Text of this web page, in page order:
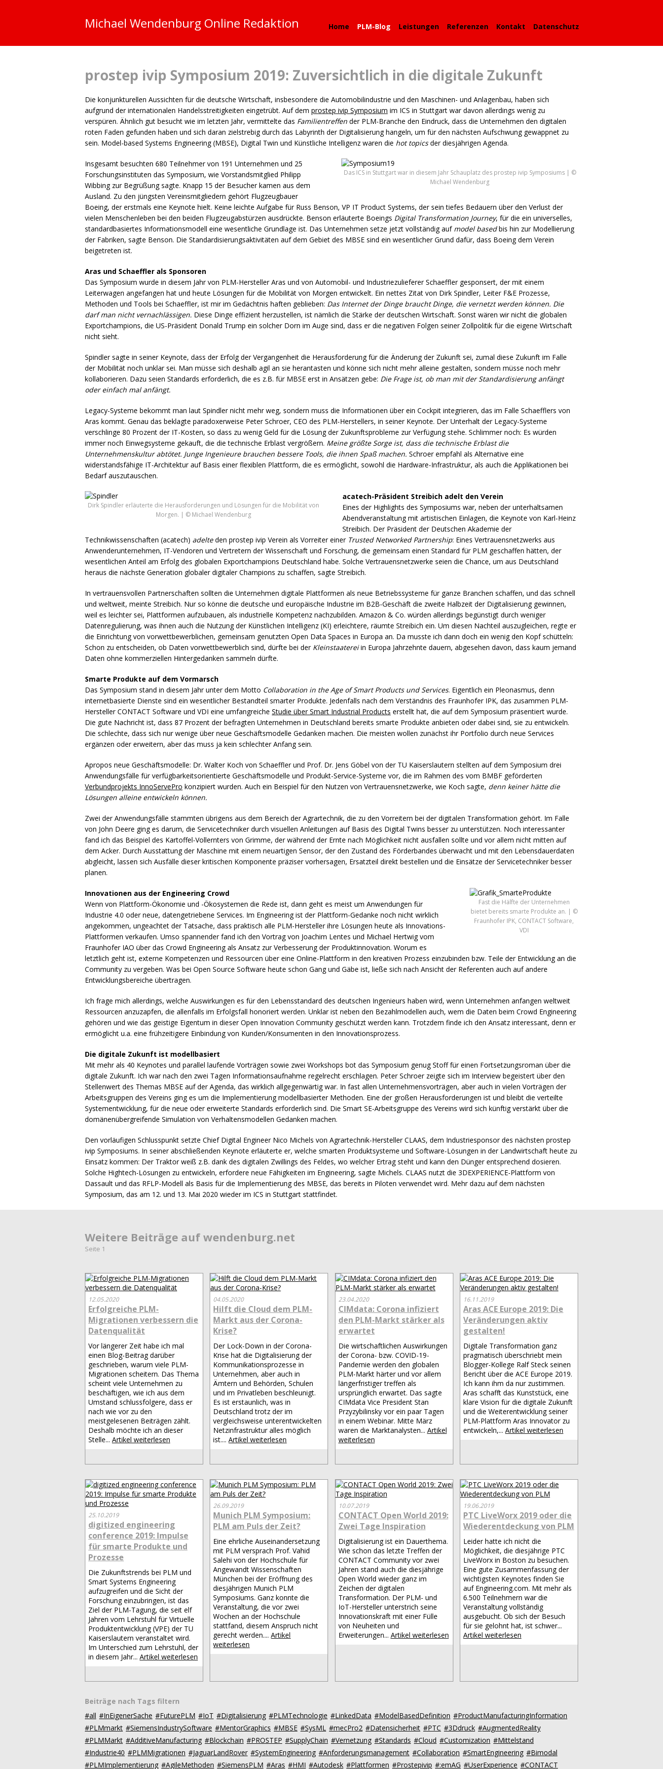
Michael Wendenburg Online Redaktion Home PLM-Blog Leistungen Referenzen Kontakt Datenschutz
prostep ivip Symposium 2019: Zuversichtlich in die digitale Zukunft
Die konjunkturellen Aussichten für die deutsche Wirtschaft, insbesondere die Automobilindustrie und den Maschinen- und Anlagenbau, haben sich
aufgrund der internationalen Handelsstreitigkeiten eingetrübt. Auf dem prostep ivip Symposium im ICS in Stuttgart war davon allerdings wenig zu
verspüren. Ähnlich gut besucht wie im letzten Jahr, vermittelte das Familientreffen der PLM-Branche den Eindruck, dass die Unternehmen den digitalen
roten Faden gefunden haben und sich daran zielstrebig durch das Labyrinth der Digitalisierung hangeln, um für den nächsten Aufschwung gewappnet zu
sein. Model-based Systems Engineering (MBSE), Digital Twin und Künstliche Intelligenz waren die hot topicsder diesjährigen Agenda.
Das ICS in Stuttgart war in diesem Jahr Schauplatz des prostep ivip Symposiums | ©
Michael Wendenburg
Insgesamt besuchten 680 Teilnehmer von 191 Unternehmen und 25
Forschungsinstituten das Symposium, wie Vorstandsmitglied Philipp
Wibbing zur Begrüßung sagte. Knapp 15 der Besucher kamen aus dem
Ausland. Zu den jüngsten Vereinsmitgliedern gehört Flugzeugbauer
Boeing, der erstmals eine Keynote hielt. Keine leichte Aufgabe für Russ Benson, VP IT Product Systems, der sein tiefes Bedauern über den Verlust der
vielen Menschenleben bei den beiden Flugzeugabstürzen ausdrückte. Benson erläuterte Boeings Digital Transformation Journey, für die ein universelles,
standardbasiertes Informationsmodell eine wesentliche Grundlage ist. Das Unternehmen setze jetzt vollständig auf model basedbis hin zur Modellierung
der Fabriken, sagte Benson. Die Standardisierungsaktivitäten auf dem Gebiet des MBSE sind ein wesentlicher Grund dafür, dass Boeing dem Verein
beigetreten ist.
Aras und Schaeffler als Sponsoren
Das Symposium wurde in diesem Jahr von PLM-Hersteller Aras und von Automobil- und Industriezulieferer Schaeffler gesponsert, der mit einem
Leiterwagen angefangen hat und heute Lösungen für die Mobilität von Morgen entwickelt. Ein nettes Zitat von Dirk Spindler, Leiter F&E Prozesse,
Methoden und Tools bei Schaeffler, ist mir im Gedächtnis haften geblieben: Das Internet der Dinge braucht Dinge, die vernetzt werden können. Die
darf man nicht vernachlässigen. Diese Dinge effizient herzustellen, ist nämlich die Stärke der deutschen Wirtschaft. Sonst wären wir nicht die globalen
Exportchampions, die US-Präsident Donald Trump ein solcher Dorn im Auge sind, dass er die negativen Folgen seiner Zollpolitik für die eigene Wirtschaft
nicht sieht.
Spindler sagte in seiner Keynote, dass der Erfolg der Vergangenheit die Herausforderung für die Änderung der Zukunft sei, zumal diese Zukunft im Falle
der Mobilität noch unklar sei. Man müsse sich deshalb agil an sie herantasten und könne sich nicht mehr alleine gestalten, sondern müsse noch mehr
kollaborieren. Dazu seien Standards erforderlich, die es z.B. für MBSE erst in Ansätzen gebe: Die Frage ist, ob man mit der Standardisierung anfängt
oder einfach mal anfängt.
Legacy-Systeme bekommt man laut Spindler nicht mehr weg, sondern muss die Informationen über ein Cockpit integrieren, das im Falle Schaefflers von
Aras kommt. Genau das beklagte paradoxerweise Peter Schroer, CEO des PLM-Herstellers, in seiner Keynote. Der Unterhalt der Legacy-Systeme
verschlinge 80 Prozent der IT-Kosten, so dass zu wenig Geld für die Lösung der Zukunftsprobleme zur Verfügung stehe. Schlimmer noch: Es würden
immer noch Einwegsysteme gekauft, die die technische Erblast vergrößern. Meine größte Sorge ist, dass die technische Erblast die
Unternehmenskultur abtötet. Junge Ingenieure brauchen bessere Tools, die ihnen Spaß machen. Schroer empfahl als Alternative eine
widerstandsfähige IT-Architektur auf Basis einer flexiblen Plattform, die es ermöglicht, sowohl die Hardware-Infrastruktur, als auch die Applikationen bei
Bedarf auszutauschen.
Dirk Spindler erläuterte die Herausforderungen und Lösungen für die Mobilität von
Morgen. | © Michael Wendenburg
acatech-Präsident Streibich adelt den Verein
Eines der Highlights des Symposiums war, neben der unterhaltsamen
Abendveranstaltung mit artistischen Einlagen, die Keynote von Karl-Heinz
Streibich. Der Präsident der Deutschen Akademie der
Technikwissenschaften (acatech) adelteden prostep ivip Verein als Vorreiter einer Trusted Networked Partnership: Eines Vertrauensnetzwerks aus
Anwenderunternehmen, IT-Vendoren und Vertretern der Wissenschaft und Forschung, die gemeinsam einen Standard für PLM geschaffen hätten, der
wesentlichen Anteil am Erfolg des globalen Exportchampions Deutschland habe. Solche Vertrauensnetzwerke seien die Chance, um aus Deutschland
heraus die nächste Generation globaler digitaler Champions zu schaffen, sagte Streibich.
In vertrauensvollen Partnerschaften sollten die Unternehmen digitale Plattformen als neue Betriebssysteme für ganze Branchen schaffen, und das schnell
und weltweit, meinte Streibich. Nur so könne die deutsche und europäische Industrie im B2B-Geschäft die zweite Halbzeit der Digitalisierung gewinnen,
weil es leichter sei, Plattformen aufzubauen, als industrielle Kompetenz nachzubilden. Amazon & Co. würden allerdings begünstigt durch weniger
Datenregulierung, was ihnen auch die Nutzung der Künstlichen Intelligenz (KI) erleichtere, räumte Streibich ein. Um diesen Nachteil auszugleichen, regte er
die Einrichtung von vorwettbewerblichen, gemeinsam genutzten Open Data Spaces in Europa an. Da musste ich dann doch ein wenig den Kopf schütteln:
Schon zu entscheiden, ob Daten vorwettbewerblich sind, dürfte bei der Kleinstaatereiin Europa Jahrzehnte dauern, abgesehen davon, dass kaum jemand
Daten ohne kommerziellen Hintergedanken sammeln dürfte.
Smarte Produkte auf dem Vormarsch
Das Symposium stand in diesem Jahr unter dem Motto Collaboration in the Age of Smart Products und Services. Eigentlich ein Pleonasmus, denn
internetbasierte Dienste sind ein wesentlicher Bestandteil smarter Produkte. Jedenfalls nach dem Verständnis des Fraunhofer IPK, das zusammen PLM-
HerstellerCONTACT Software und VDI eine umfangreiche Studie über Smart Industrial Products erstellt hat, die auf dem Symposium präsentiert wurde.
Die gute Nachricht ist, dass 87 Prozent der befragten Unternehmen in Deutschland bereits smarte Produkte anbieten oder dabei sind, sie zu entwickeln.
Die schlechte, dass sich nur wenige über neue Geschäftsmodelle Gedanken machen. Die meisten wollen zunächst ihr Portfolio durch neue Services
ergänzen oder erweitern, aber das muss ja kein schlechter Anfang sein.
Apropos neue Geschäftsmodelle: Dr. Walter Koch von Schaeffler und Prof. Dr. Jens Göbel von der TU Kaiserslautern stellten auf dem Symposium drei
Anwendungsfälle für verfügbarkeitsorientierte Geschäftsmodelle und Produkt-Service-Systeme vor, die im Rahmen des vom BMBF geförderten
Verbundprojekts InnoServePro konzipiert wurden. Auch ein Beispiel für den Nutzen von Vertrauensnetzwerke, wie Koch sagte, denn keiner hätte die
Lösungen alleine entwickeln können.
Zwei der Anwendungsfälle stammten übrigens aus dem Bereich der Agrartechnik, die zu den Vorreitern bei der digitalen Transformation gehört. Im Falle
von John Deere ging es darum, die Servicetechniker durch visuellen Anleitungen auf Basis des Digital Twins besser zu unterstützen. Noch interessanter
fand ich das Beispiel des Kartoffel-Vollernters von Grimme, der während der Ernte nach Möglichkeit nicht ausfallen sollte und vor allem nicht mitten auf
dem Acker. Durch Ausstattung der Maschine mit einem neuartigen Sensor, der den Zustand des Förderbandes überwacht und mit den Lebensdauerdaten
abgleicht, lassen sich Ausfälle dieser kritischen Komponente präziser vorhersagen, Ersatzteil direkt bestellen und die Einsätze der Servicetechniker besser
planen.
Fast die Hälfte der Unternehmen
bietet bereits smarte Produkte an. | ©
Fraunhofer IPK, CONTACT Software,
VDI
Innovationen aus der Engineering Crowd
Wenn von Plattform-Ökonomie und -Ökosystemen die Rede ist, dann geht es meist um Anwendungen für
Industrie 4.0 oder neue, datengetriebene Services. Im Engineering ist der Plattform-Gedanke noch nicht wirklich
angekommen, ungeachtet der Tatsache, dass praktisch alle PLM-Hersteller ihre Lösungen heute als Innovations-
Plattformen verkaufen. Umso spannender fand ich den Vortrag von Joachim Lentes und Michael Hertwig vom
Fraunhofer IAO über das Crowd Engineering als Ansatz zur Verbesserung der Produktinnovation. Worum es
letztlich geht ist, externe Kompetenzen und Ressourcen über eine Online-Plattform in den kreativen Prozess einzubinden bzw. Teile der Entwicklung an die
Community zu vergeben. Was bei Open Source Software heute schon Gang und Gäbe ist, ließe sich nach Ansicht der Referenten auch auf andere
Entwicklungsbereiche übertragen.
Ich frage mich allerdings, welche Auswirkungen es für den Lebensstandard des deutschen Ingenieurs haben wird, wenn Unternehmen anfangen weltweit
Ressourcen anzuzapfen, die allenfalls im Erfolgsfall honoriert werden. Unklar ist neben den Bezahlmodellen auch, wem die Daten beim Crowd Engineering
gehören und wie das geistige Eigentum in dieser Open Innovation Community geschützt werden kann. Trotzdem finde ich den Ansatz interessant, denn er
ermöglicht u.a. eine frühzeitigere Einbindung von Kunden/Konsumenten in den Innovationsprozess.
Die digitale Zukunft ist modellbasiert
Mit mehr als 40 Keynotes und parallel laufende Vorträgen sowie zwei Workshops bot das Symposium genug Stoff für einen Fortsetzungsroman über die
digitale Zukunft. Ich war nach den zwei Tagen Informationsaufnahme regelrecht erschlagen. Peter Schroer zeigte sich im Interview begeistert über den
Stellenwert des Themas MBSE auf der Agenda, das wirklich allgegenwärtig war. In fast allen Unternehmensvorträgen, aber auch in vielen Vorträgen der
Arbeitsgruppen des Vereins ging es um die Implementierung modellbasierter Methoden. Eine der großen Herausforderungen ist und bleibt die verteilte
Systementwicklung, für die neue oder erweiterte Standards erforderlich sind. Die Smart SE-Arbeitsgruppe des Vereins wird sich künftig verstärkt über die
domänenübergreifende Simulation von Verhaltensmodellen Gedanken machen.
Den vorläufigen Schlusspunkt setzte Chief Digital Engineer Nico Michels von Agrartechnik-HerstellerCLAAS, dem Industriesponsor des nächsten prostep
ivip Symposiums. In seiner abschließenden Keynote erläuterte er, welche smarten Produktsysteme und Software-Lösungen in der Landwirtschaft heute zu
Einsatz kommen: Der Traktor weiß z.B. dank des digitalen Zwillings des Feldes, wo welcher Ertrag steht und kann den Dünger entsprechend dosieren.
Solche Hightech-Lösungen zu entwickeln, erfordere neue Fähigkeiten im Engineering, sagte Michels. CLAAS nutzt die 3DEXPERIENCE-Plattform von
Dassault und das RFLP-Modell als Basis für die Implementierung des MBSE, das bereits in Piloten verwendet wird. Mehr dazu auf dem nächsten
Symposium, das am 12. und 13. Mai 2020 wieder im ICS in Stuttgart stattfindet.
Weitere Beiträge auf wendenburg.net
Seite 1
12.05.2020
Erfolgreiche PLM-
Migrationen verbessern die
Datenqualität
Vor längerer Zeit habe ich mal
einen Blog-Beitrag darüber
geschrieben, warum viele PLM-
Migrationen scheitern. Das Thema
scheint viele Unternehmen zu
beschäftigen, wie ich aus dem
Umstand schlussfolgere, dass er
nach wie vor zu den
meistgelesenen Beiträgen zählt.
Deshalb möchte ich an dieser
Stelle... Artikel weiterlesen
04.05.2020
Hilft die Cloud dem PLM-
Markt aus der Corona-
Krise?
Der Lock-Down in der Corona-
Krise hat die Digitalisierung der
Kommunikationsprozesse in
Unternehmen, aber auch in
Ämtern und Behörden, Schulen
und im Privatleben beschleunigt.
Es ist erstaunlich, was in
Deutschland trotz der im
vergleichsweise unterentwickelten
Netzinfrastruktur alles möglich
ist....Artikel weiterlesen
23.04.2020
CIMdata: Corona infiziert
den PLM-Markt stärker als
erwartet
Die wirtschaftlichen Auswirkungen
der Corona- bzw. COVID-19-
Pandemie werden den globalen
PLM-Markt härter und vor allem
längerfristiger treffen als
ursprünglich erwartet. Das sagte
CIMdata Vice President Stan
Przyzybilinsky vor ein paar Tagen
in einem Webinar. Mitte März
waren die Marktanalysten... Artikel
weiterlesen
16.11.2019
Aras ACE Europe 2019: Die
Veränderungen aktiv
gestalten!
Digitale Transformation ganz
pragmatisch überschriebt mein
Blogger-Kollege Ralf Steck seinen
Bericht über die ACE Europe 2019.
Ich kann ihm da nur zustimmen.
Aras schafft das Kunststück, eine
klare Vision für die digitale Zukunft
und die Weiterentwicklung seiner
PLM-Plattform Aras Innovator zu
entwickeln,... Artikel weiterlesen
25.10.2019
digitized engineering
conference 2019: Impulse
für smarte Produkte und
Prozesse
Die Zukunftstrends bei PLM und
Smart Systems Engineering
aufzugreifen und die Sicht der
Forschung einzubringen, ist das
Ziel der PLM-Tagung, die seit elf
Jahren vom Lehrstuhl für Virtuelle
Produktentwicklung (VPE) der TU
Kaiserslautern veranstaltet wird.
Im Unterschied zum Lehrstuhl, der
in diesem Jahr... Artikel weiterlesen
26.09.2019
Munich PLM Symposium:
PLM am Puls der Zeit?
Eine ehrliche Auseinandersetzung
mit PLM versprach Prof. Vahid
Salehi von der Hochschule für
Angewandt Wissenschaften
München bei der Eröffnung des
diesjährigen Munich PLM
Symposiums. Ganz konnte die
Veranstaltung, die vor zwei
Wochen an der Hochschule
stattfand, diesem Anspruch nicht
gerecht werden....Artikel
weiterlesen
10.07.2019
CONTACT Open World 2019:
Zwei Tage Inspiration
Digitalisierung ist ein Dauerthema.
Wie schon das letzte Treffen der
CONTACT Community vor zwei
Jahren stand auch die diesjährige
Open World wieder ganz im
Zeichen der digitalen
Transformation. Der PLM- und
IoT-Hersteller unterstrich seine
Innovationskraft mit einer Fülle
von Neuheiten und
Erweiterungen... Artikel weiterlesen
19.06.2019
PTC LiveWorx 2019 oder die
Wiederentdeckung von PLM
Leider hatte ich nicht die
Möglichkeit, die diesjährige PTC
LiveWorx in Boston zu besuchen.
Eine gute Zusammenfassung der
wichtigsten Keynotes finden Sie
auf Engineering.com. Mit mehr als
6.500 Teilnehmern war die
Veranstaltung vollständig
ausgebucht. Ob sich der Besuch
für sie gelohnt hat, ist schwer...
Artikel weiterlesen
Beiträge nach Tags filtern
#all #InEigenerSache #FuturePLM #IoT #Digitalisierung #PLMTechnologie #LinkedData #ModelBasedDefinition #ProductManufacturingInformation
#PLMmarkt #SiemensIndustrySoftware #MentorGraphics #MBSE #SysML #mecPro2 #Datensicherheit #PTC #3Ddruck #AugmentedReality
#PLMMarkt #AdditiveManufacturing #Blockchain #PROSTEP #SupplyChain #Vernetzung #Standards #Cloud #Customization #Mittelstand
#Industrie40 #PLMMigrationen #JaguarLandRover #SystemEngineering #Anforderungsmanagement #Collaboration #SmartEngineering #Bimodal
#PLMImplementierung #AgileMethoden #SiemensPLM #Aras #HMI #Autodesk #Plattformen #Prostepivip #:emAG #UserExperience #CONTACT